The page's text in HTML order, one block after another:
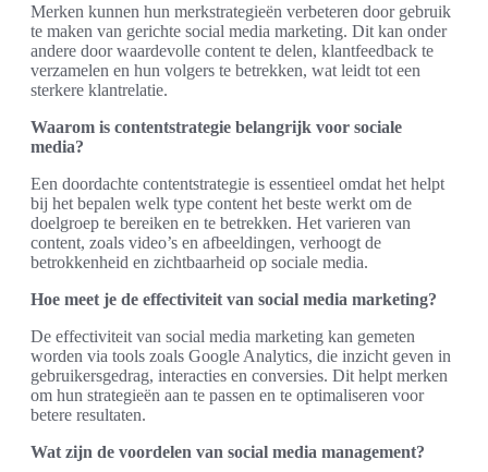
Merken kunnen hun merkstrategieën verbeteren door gebruik
te maken van gerichte social media marketing. Dit kan onder
andere door waardevolle content te delen, klantfeedback te
verzamelen en hun volgers te betrekken, wat leidt tot een
sterkere klantrelatie.
Waarom is contentstrategie belangrijk voor sociale
media?
Een doordachte contentstrategie is essentieel omdat het helpt
bij het bepalen welk type content het beste werkt om de
doelgroep te bereiken en te betrekken. Het varieren van
content, zoals video’s en afbeeldingen, verhoogt de
betrokkenheid en zichtbaarheid op sociale media.
Hoe meet je de effectiviteit van social media marketing?
De effectiviteit van social media marketing kan gemeten
worden via tools zoals Google Analytics, die inzicht geven in
gebruikersgedrag, interacties en conversies. Dit helpt merken
om hun strategieën aan te passen en te optimaliseren voor
betere resultaten.
Wat zijn de voordelen van social media management?